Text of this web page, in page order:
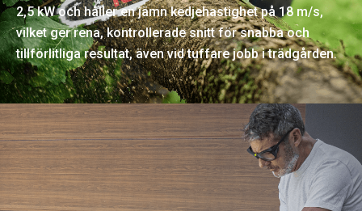
2,5 kW och håller en jämn kedjehastighet på 18 m/s,
vilket ger rena, kontrollerade snitt för snabba och
tillförlitliga resultat, även vid tuffare jobb i trädgården.